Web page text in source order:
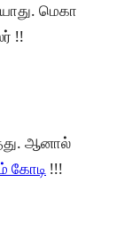
மெகா
!!
ஆனால்
கோடி !!!